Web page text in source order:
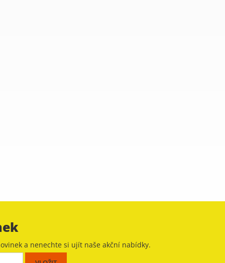
a nenechte si ujít naše akční nabídky.